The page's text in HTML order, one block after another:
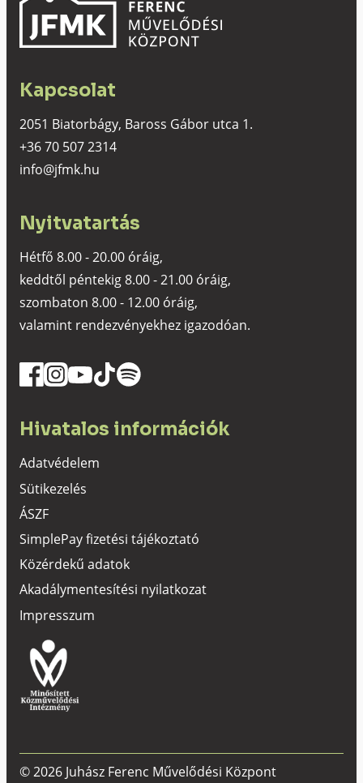
Kapcsolat
2051 Biatorbágy, Baross Gábor utca 1.
+36 70 507 2314
info@jfmk.hu
Nyitvatartás
Hétfő 8.00 - 20.00 óráig,
keddtől péntekig 8.00 - 21.00 óráig,
szombaton 8.00 - 12.00 óráig,
valamint rendezvényekhez igazodóan.
Hivatalos információk
Adatvédelem
Sütikezelés
ÁSZF
SimplePay fizetési tájékoztató
Közérdekű adatok
Akadálymentesítési nyilatkozat
Impresszum
© 2026 Juhász Ferenc Művelődési Központ